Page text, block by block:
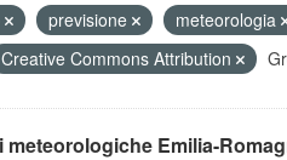
previsione meteorologia
Creative Commons Attribution
meteorologiche Emilia-